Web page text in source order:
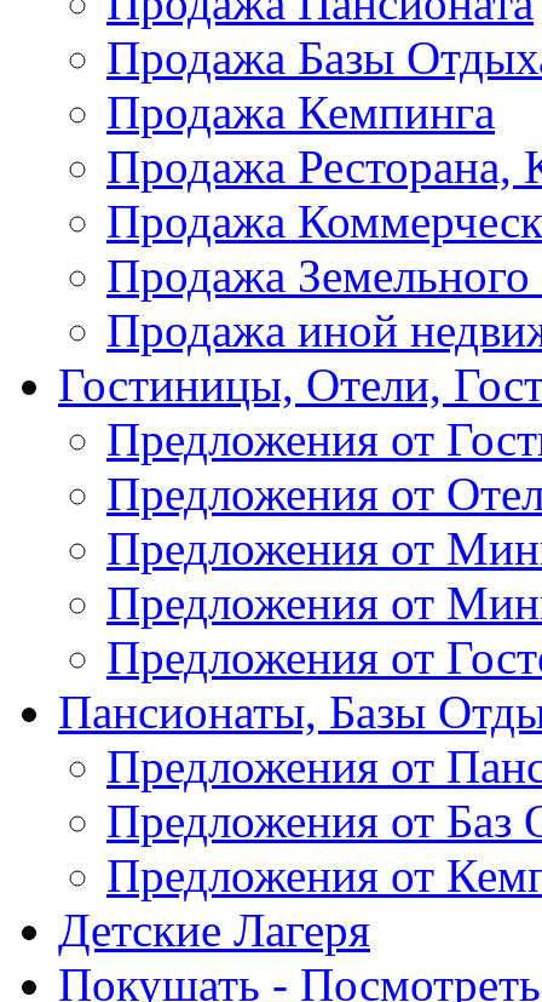
Продажа Базы
Продажа Кемпинга
Продажа Ресторана,
Продажа
Продажа Земельного
Продажа иной
Гостиницы, Отели,
Предложения от
Предложения от
Предложения от
Предложения от
Предложения от
Пансионаты, Базы
Предложения от
Предложения от Баз
Предложения от
Детские Лагеря
Покушать - Посмотреть